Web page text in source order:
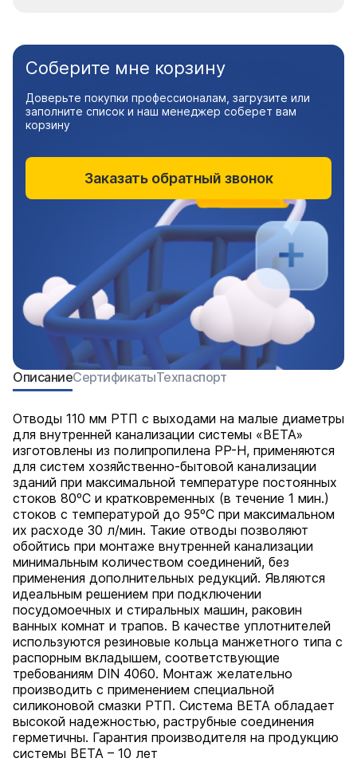
ОписаниеСертификатыТехпаспорт
Отводы 110 мм РТП с выходами на малые диаметры
для внутренней канализации системы «BETA»
изготовлены из полипропилена PP-H, применяются
для систем хозяйственно-бытовой канализации
зданий при максимальной температуре постоянных
стоков 80ºС и кратковременных (в течение 1 мин.)
стоков с температурой до 95ºС при максимальном
их расходе 30 л/мин. Такие отводы позволяют
обойтись при монтаже внутренней канализации
минимальным количеством соединений, без
применения дополнительных редукций. Являются
идеальным решением при подключении
посудомоечных и стиральных машин, раковин
ванных комнат и трапов. В качестве уплотнителей
используются резиновые кольца манжетного типа с
распорным вкладышем, соответствующие
требованиям DIN 4060. Монтаж желательно
производить с применением специальной
силиконовой смазки РТП. Система BETA обладает
высокой надежностью, раструбные соединения
герметичны. Гарантия производителя на продукцию
системы BETA – 10 лет
Соберите мне корзину
Доверьте покупки профессионалам, загрузите или
заполните список и наш менеджер соберет вам
корзину
Заказать обратный звонок